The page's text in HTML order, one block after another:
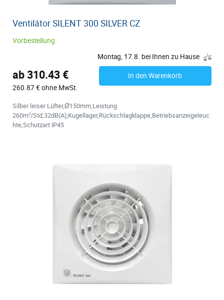
Ventilátor SILENT 300 SILVER CZ
Vorbestellung
Montag, 17.8. bei Ihnen zu Hause
ab 310.43 €
260.87 € ohne MwSt.
In den Warenkorb
Silber leiser Lüfter,Ø150mm,Leistung
260m³/Std,32dB(A),Kugellager,Rückschlagklappe,Betriebsanzeigeleuc
hte,Schutzart IP45